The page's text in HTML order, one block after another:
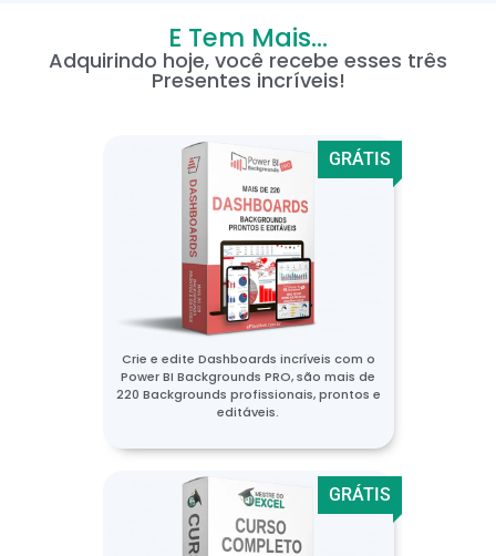
E Tem Mais...
Adquirindo hoje, você recebe esses três
Presentes incríveis!
GRÁTIS
Crie e edite Dashboards incríveis com o
Power BI Backgrounds PRO, são mais de
220 Backgrounds profissionais, prontos e
editáveis.
GRÁTIS